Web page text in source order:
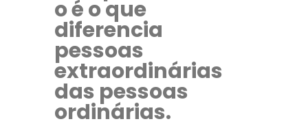
o é o que
diferencia
pessoas
extraordinárias
das pessoas
ordinárias.